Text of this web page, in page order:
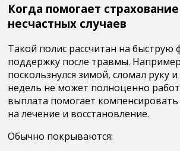
Когда помогает
несчастных случаев
Такой полис рассчитан на быструю
поддержку после травмы.
поскользнулся зимой, сломал руку
недель не может полноценно
выплата помогает компенсировать
на лечение и восстановление.
Обычно покрываются: